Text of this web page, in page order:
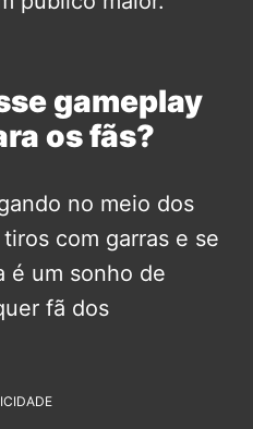
gameplay
os fãs?
no meio dos
com garras e se
é um sonho de
fã dos